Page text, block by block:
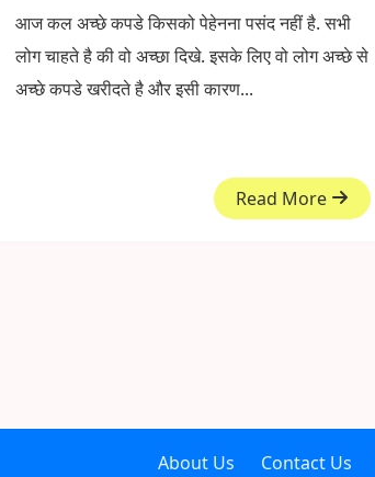
आज कल अच्छे कपडे किसको पेहेनना पसंद नहीं है. सभी
लोग चाहते है की वो अच्छा दिखे. इसके लिए वो लोग अच्छे से
अच्छे कपडे खरीदते है और इसी कारण...
Read More
About Us Contact Us